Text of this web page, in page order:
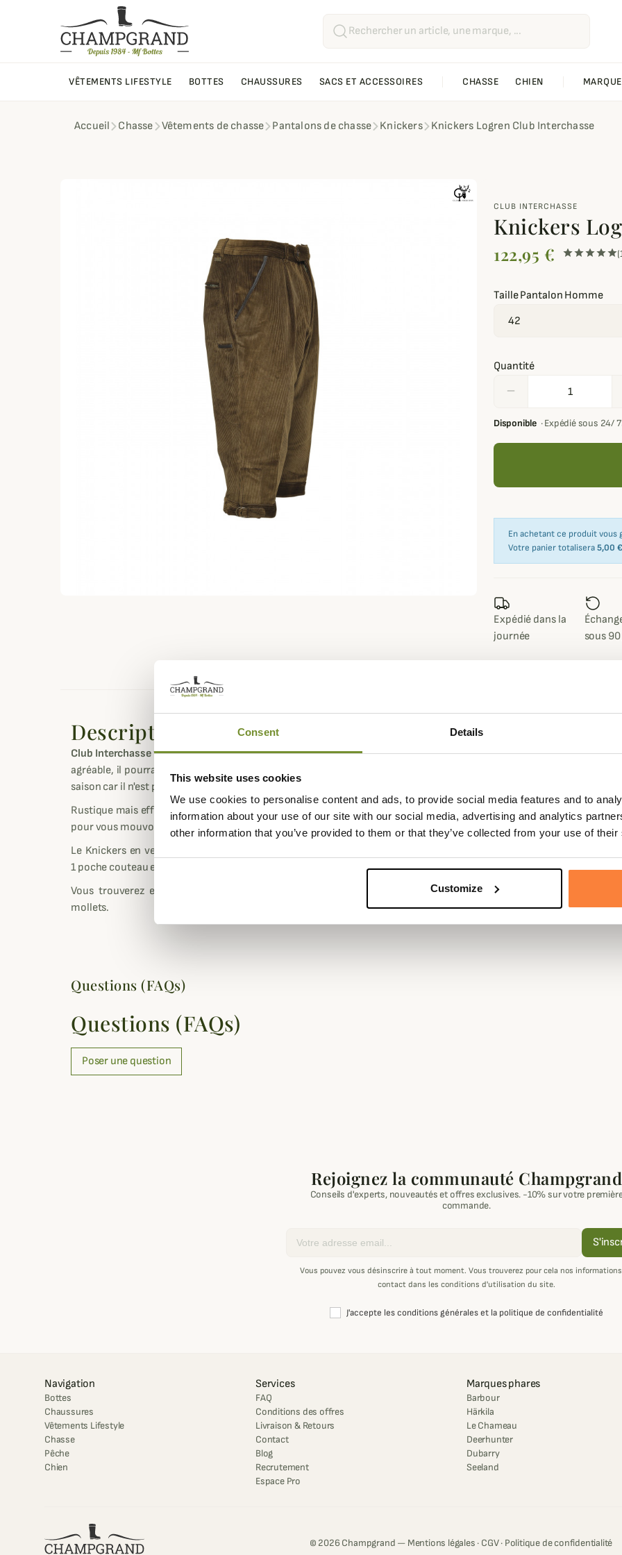
Consent Details
This website uses cookies
We use cookies to personalise content and ads, to provide social media features and to
information about your use of our site with our social media, advertising and analytics
other information that you’ve provided to them or that they’ve collected from your use of
Customize
VÊTEMENTS LIFESTYLE BOTTES CHAUSSURES SACS ET ACCESSOIRES CHASSE CHIEN
Accueil Chasse Vêtements de chasse Pantalons de chasse Knickers Knickers Logren Club Interchasse
CLUB INTERCHASSE
Knickers
122,95 €
Taille Pantalon Homme
Quantité
remove
Disponible ·Expédié sous 24/
En achetant ce produit vous
Votre panier totalisera5,00 €
Expédié dans la
journée
sous
Description
Club Interchassevous propose ce knickers Logren, en toile de velours très souple et
agréable, il pourra vous accompagner au petit ou au grand gibier plutôt en début de
saison car il n'est pas doublé chaudement.
Rustique mais efficace, ce knickers Club Interchasse Logren sera d'un grand confort
pour vous mouvoir sans gêne à travers bois et plaines.
Le Knickers en velours Logren de Club Interchasse comporte 2 poches classiques,
1 poche couteau et une poche arrière à bouton.
Vous trouverez en bas de ce Knickers Logren des sangles de réglage pour vos
mollets.
Fiche technique
Genre Homme
Questions (FAQs)
Questions (FAQs)
Poser une question
Rejoignez la communauté Champgrand
Conseils d'experts, nouveautés et offres exclusives. -10% sur votre
commande.
Vous pouvez vous désinscrire à tout moment. Vous trouverez pour cela nos
contact dans les conditions d'utilisation du site.
J'accepte les conditions générales et la politique de confidentialité
Navigation
Bottes
Chaussures
Vêtements Lifestyle
Chasse
Pêche
Chien
Services
FAQ
Conditions des offres
Livraison & Retours
Contact
Blog
Recrutement
Espace Pro
Marques phares
Barbour
Härkila
Le Chameau
Deerhunter
Dubarry
Seeland
© 2026 Champgrand — Mentions légales · CGV· Politique de confidentialité